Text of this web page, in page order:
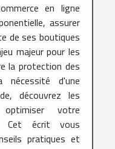
en ligne
assurer
de ses boutiques
majeur pour les
la protection des
nécessité d'une
découvrez les
votre
Cet écrit vous
pratiques et